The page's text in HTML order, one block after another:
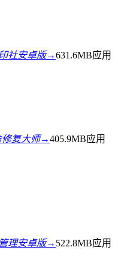
社安卓版→631.6MB应用
修复大师→405.9MB应用
理安卓版→ 522.8MB应用